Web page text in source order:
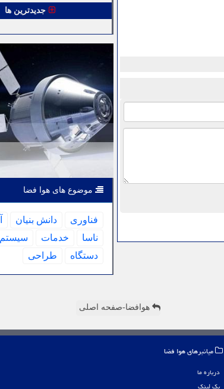
جدیدترین ها
موضوع های هوا فضا
فناوری دانش بنیان
ناسا
خدمات
سیستم
دستگاه
طراحی
هوافضا-صفحه اصلی
میانبرهای هوا فضا
درباره ما